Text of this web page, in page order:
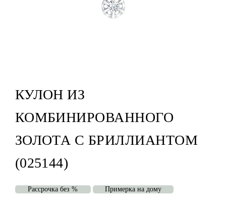
КУЛОН ИЗ
КОМБИНИРОВАННОГО
ЗОЛОТА С БРИЛЛИАНТОМ
(025144)
Рассрочка без % Примерка на дому